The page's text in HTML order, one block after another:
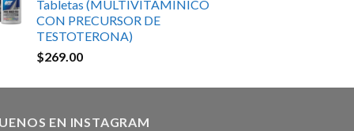
Tabletas (MULTIVITAMINICO
CON PRECURSOR DE
TESTOTERONA)
$269.00
EN INSTAGRAM